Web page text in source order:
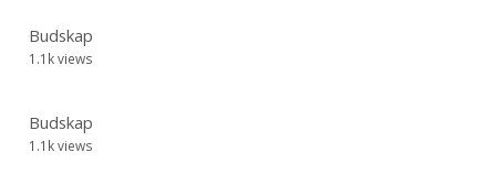
Budskap
1.1k views
Budskap
1.1k views